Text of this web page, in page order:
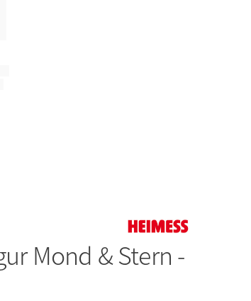
Mond & Stern -